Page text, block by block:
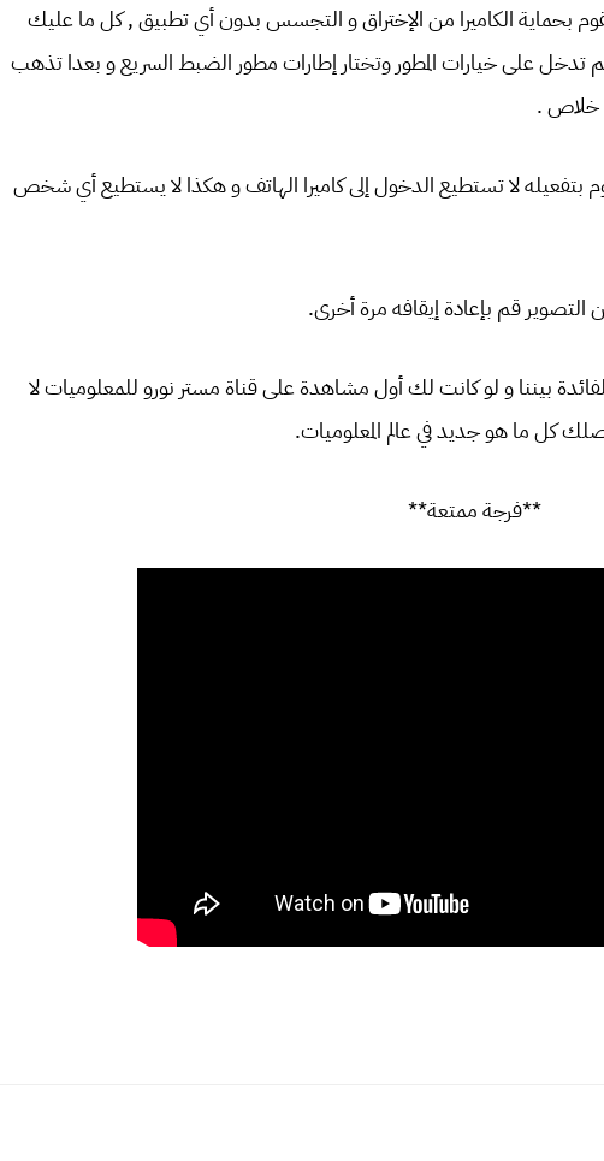
بحماية الكاميرا من الإختراق و التجسس بدون أي تطبيق , كل ما عليك
تدخل على خيارات المطور وتختار إطارات مطور الضبط السريع و بعدا تذهب
بتفعيله لا تستطيع الدخول إلى كاميرا الهاتف و هكذا لا يستطيع أي شخص
التصوير قم بإعادة إيقافه مرة أخرى.
بيننا و لو كانت لك أول مشاهدة على قناة مستر نورو للمعلوميات لا
كل ما هو جديد في عالم المعلوميات.
**فرجة ممتعة**